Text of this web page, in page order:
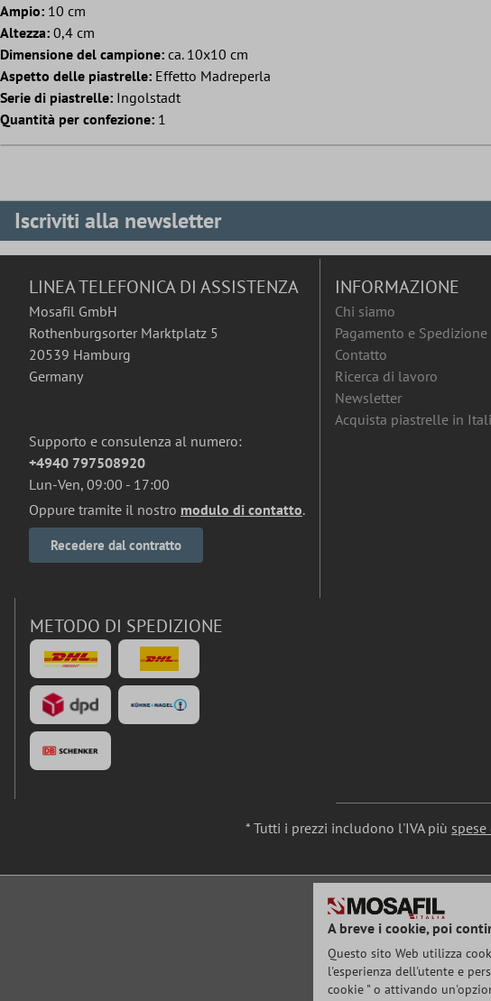
Ampio: 10 cm
Altezza: 0,4 cm
Dimensione del campione: ca. 10x10 cm
Aspetto delle piastrelle: Effetto Madreperla
Serie di piastrelle: Ingolstadt
Quantità per confezione: 1
Iscriviti alla newsletter
LINEA TELEFONICA DI ASSISTENZA
Mosafil GmbH
Rothenburgsorter Marktplatz 5
20539 Hamburg
Germany
Supporto e consulenza al numero:
+4940 797508920
Lun-Ven, 09:00 - 17:00
Oppure tramite il nostro modulo di contatto.
Recedere dal contratto
INFORMAZIONE
Chi siamo
Pagamento e Spedizione
Contatto
Ricerca di lavoro
Newsletter
Acquista piastrelle in
METODO DI SPEDIZIONE
* Tutti i prezzi includono l'IVA più
A breve i cookie, poi
Questo sito Web utilizza
l'esperienza dell'utente e
cookie " o attivando